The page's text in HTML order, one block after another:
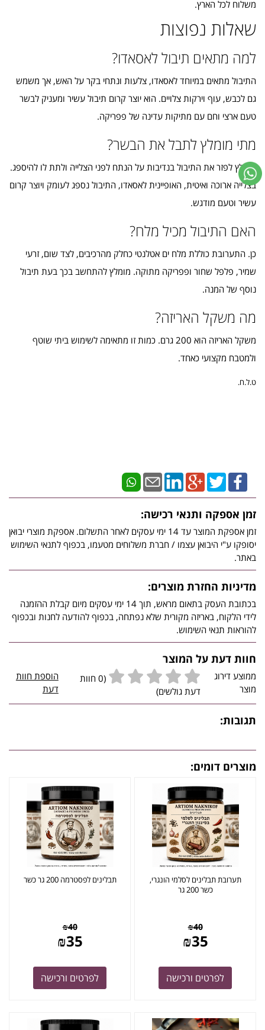
משלוח לכל הארץ.
שאלות נפוצות
למה מתאים תיבול לאסאדו?
התיבול מתאים במיוחד לאסאדו, צלעות ונתחי בקר על האש, אך משמש
גם לכבש, עוף וירקות צלויים. הוא יוצר קרום תיבול עשיר ומעניק לבשר
טעם ארצי וחם עם מתיקות עדינה של פפריקה.
מתי מומלץ לתבל את הבשר?
מומלץ לפזר את התיבול בנדיבות על הנתח לפני הצלייה ולתת לו להיספג.
בצלייה ארוכה ואיטית, האופיינית לאסאדו, התיבול נספג לעומק ויוצר קרום
עשיר וטעם מודגש.
האם התיבול מכיל מלח?
כן. התערובת כוללת מלח ים אטלנטי כחלק מהרכיבים, לצד שום, זרעי
שמיר, פלפל שחור ופפריקה מתוקה. מומלץ להתחשב בכך בעת תיבול
נוסף של המנה.
מה משקל האריזה?
משקל האריזה הוא 200 גרם. כמות זו מתאימה לשימוש ביתי שוטף
ולמטבח מקצועי כאחד.
ט.ל.ח.
זמן אספקה ותנאי רכישה:
זמן אספקת המוצר עד 14 ימי עסקים לאחר התשלום. אספקת מוצרי יבואן
יסופקו ע"י היבואן עצמו / חברת משלוחים מטעמו, בכפוף לתנאי השימוש
באתר.
מדיניות החזרת מוצרים:
בכתובת העסק בתאום מראש, תוך 14 ימי עסקים מיום קבלת ההזמנה
לידי הלקוח, באריזה מקורית שלא נפתחה, בכפוף להודעה לחנות ובכפוף
להוראות תנאי השימוש.
חוות דעת על המוצר
ממוצע דירוג
מוצר
(0 חוות
דעת גולשים)
הוספת חוות
דעת
תגובות:
מוצרים דומים:
תערובת תבלינים לסלמי הונגרי,
כשר 200 גר
₪40
₪35
לפרטים ורכישה
תבלינים לפסטרמה 200 גר כשר
₪40
₪35
לפרטים ורכישה